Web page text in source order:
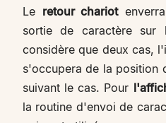
Le retour chariot
sortie de caractère sur
considère que deux cas,
s'occupera de la position
suivant le cas. Pour
la routine d'envoi de